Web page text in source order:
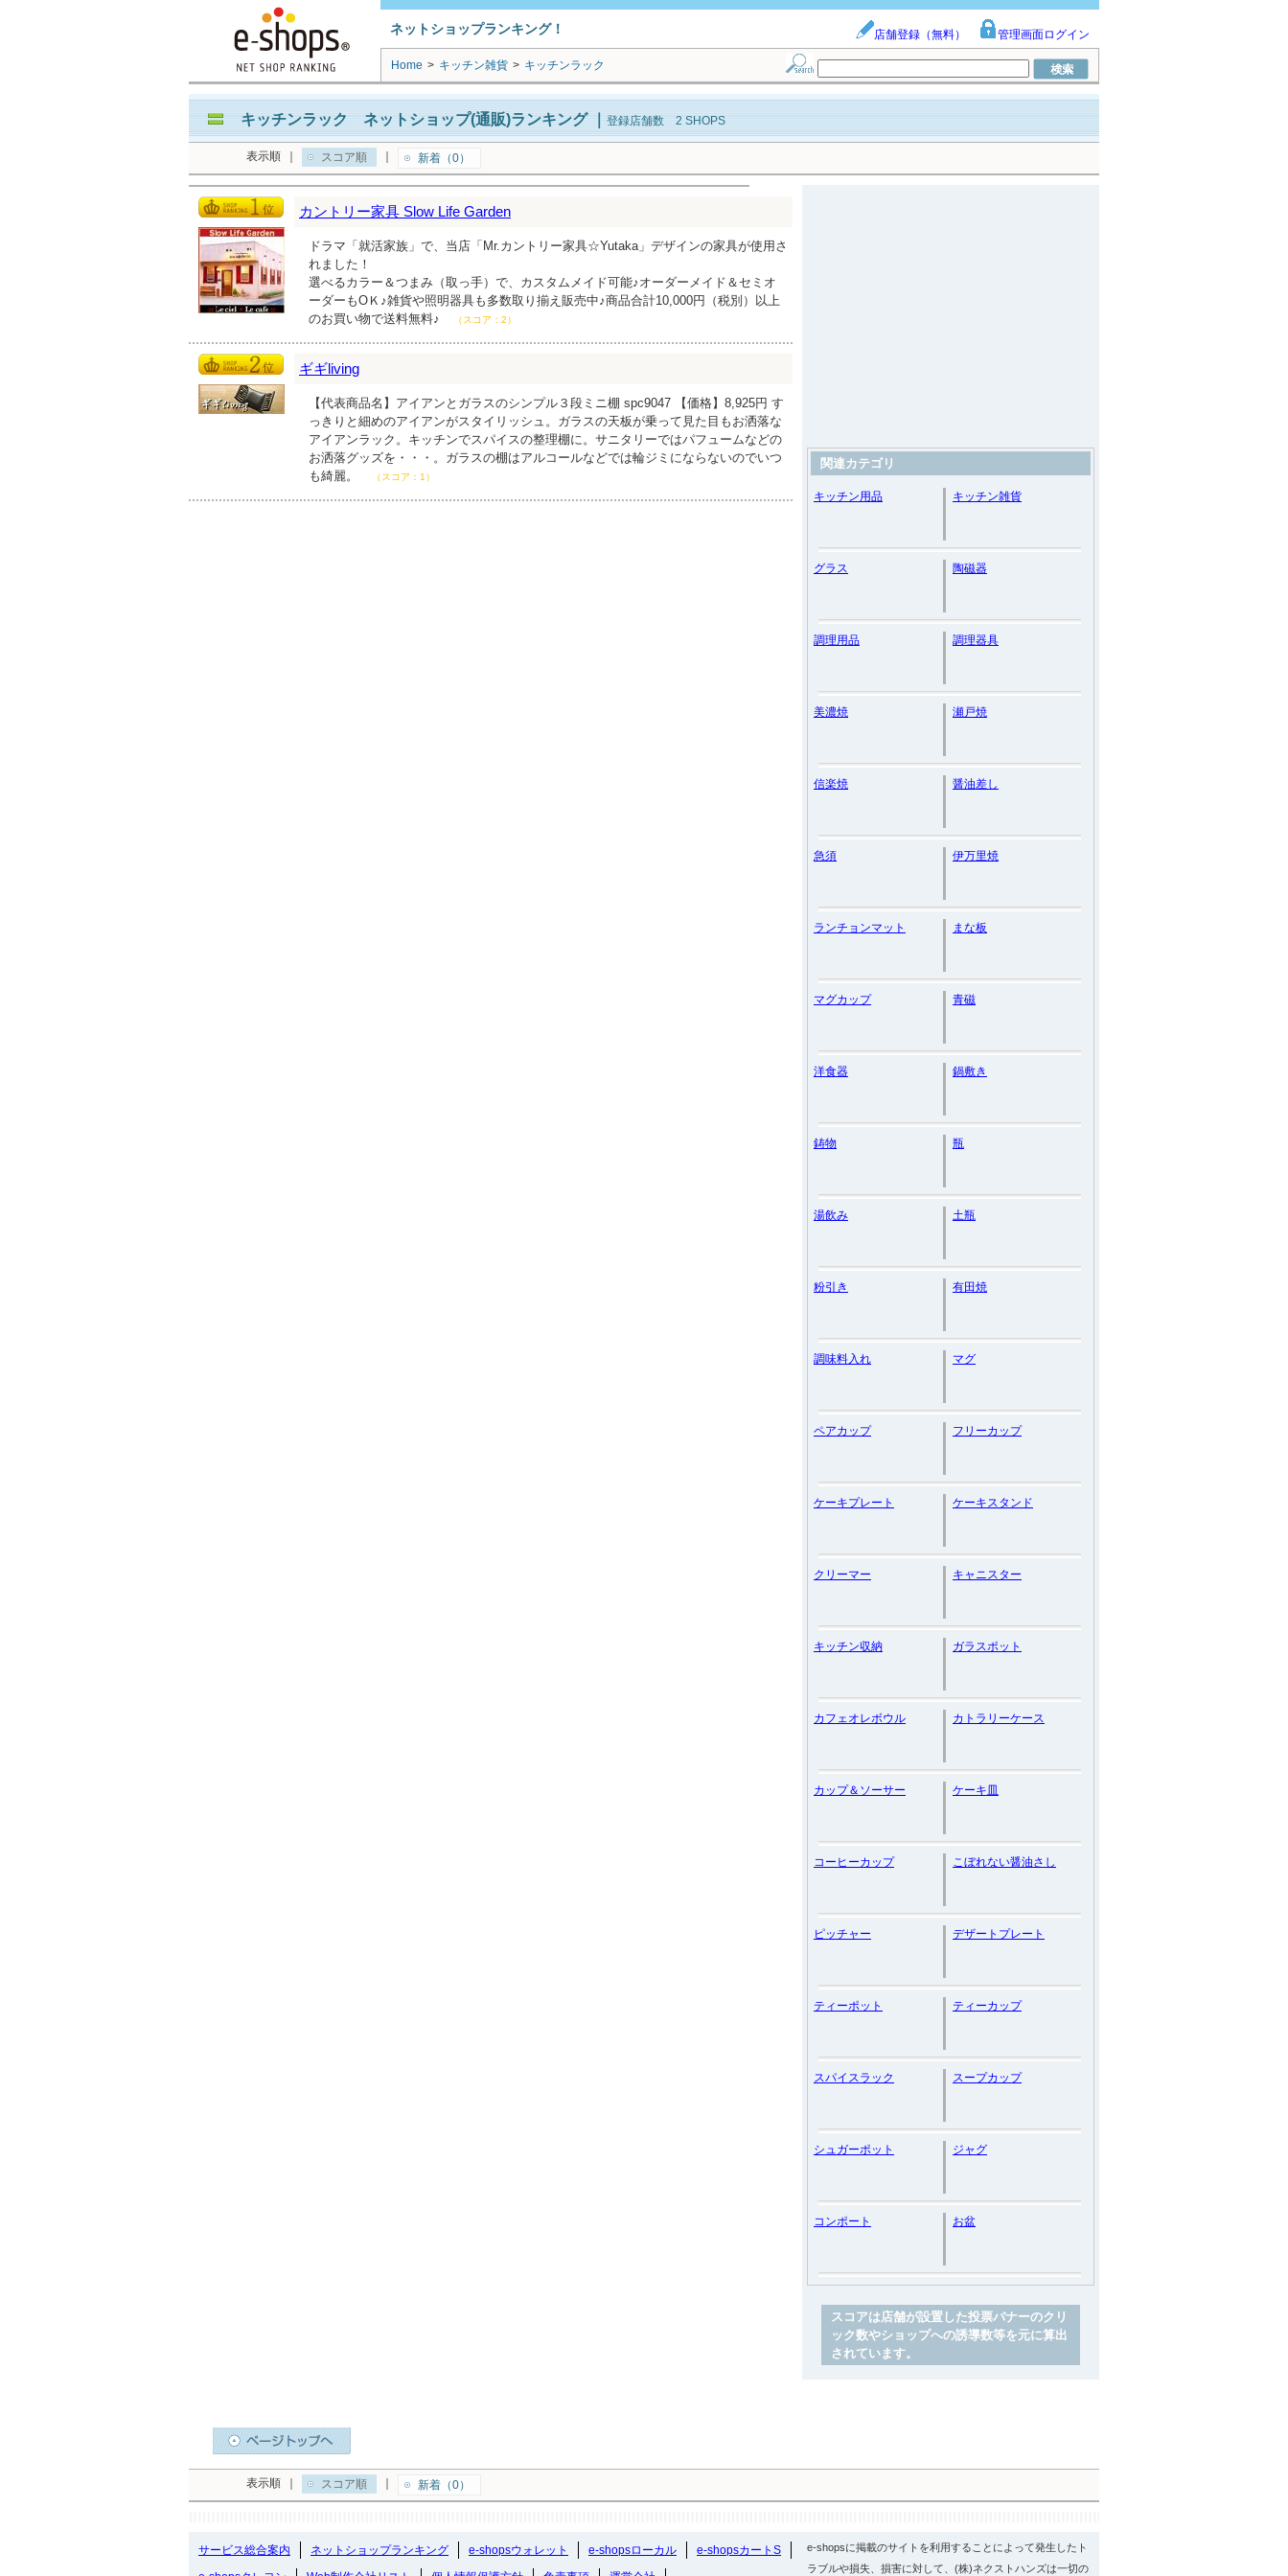
ネットショップランキング！ 店舗登録（無料） 管理画面ログイン
Home > キッチン雑貨 > キッチンラック
キッチンラック ネットショップ(通販)ランキング｜ 登録店舗数 2 SHOPS
表示順 スコア順 新着（0）
カントリー家具 Slow Life Garden
ドラマ「就活家族」で、当店「Mr.カントリー家具☆Yutaka」デザインの家具が使用さ
れました！
選べるカラー＆つまみ（取っ手）で、カスタムメイド可能♪オーダーメイド＆セミオ
ーダーもOＫ♪雑貨や照明器具も多数取り揃え販売中♪商品合計10,000円（税別）以上
のお買い物で送料無料♪
（スコア：2）
ギギliving
【代表商品名】アイアンとガラスのシンプル３段ミニ棚 spc9047 【価格】8,925円 す
っきりと細めのアイアンがスタイリッシュ。ガラスの天板が乗って見た目もお洒落な
アイアンラック。キッチンでスパイスの整理棚に。サニタリーではパフュームなどの
お洒落グッズを・・・。ガラスの棚はアルコールなどでは輪ジミにならないのでいつ
も綺麗。
（スコア：1）
関連カテゴリ
キッチン用品 キッチン雑貨
グラス 陶磁器
調理用品 調理器具
美濃焼 瀬戸焼
信楽焼 醤油差し
急須 伊万里焼
ランチョンマット まな板
マグカップ 青磁
洋食器 鍋敷き
鋳物 瓶
湯飲み 土瓶
粉引き 有田焼
調味料入れ マグ
ペアカップ フリーカップ
ケーキプレート ケーキスタンド
クリーマー キャニスター
キッチン収納 ガラスポット
カフェオレボウル カトラリーケース
カップ＆ソーサー ケーキ皿
コーヒーカップ こぼれない醤油さし
ピッチャー デザートプレート
ティーポット ティーカップ
スパイスラック スープカップ
シュガーポット ジャグ
コンポート お盆
スコアは店舗が設置した投票バナーのクリ
ック数やショップへの誘導数等を元に算出
されています。
表示順 スコア順 新着（0）
サービス総合案内 ネットショップランキング e-shopsウォレット e-shopsローカル
e-shopsカートS
e-shopsに掲載のサイトを利用することによって発生したト
ラブルや損失、損害に対して、(株)ネクストハンズは一切の